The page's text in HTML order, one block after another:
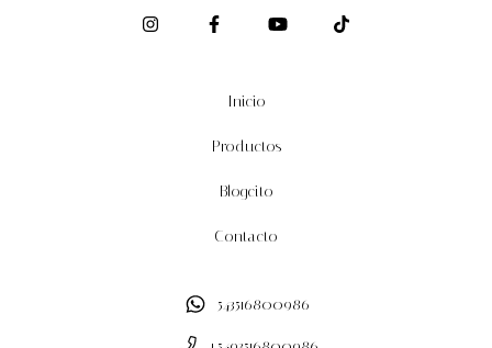
Inicio
Productos
Blogcito
Contacto
543516800986